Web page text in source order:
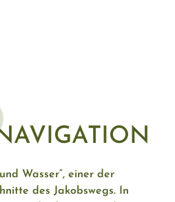
Wasser“, einer der
des Jakobswegs. In